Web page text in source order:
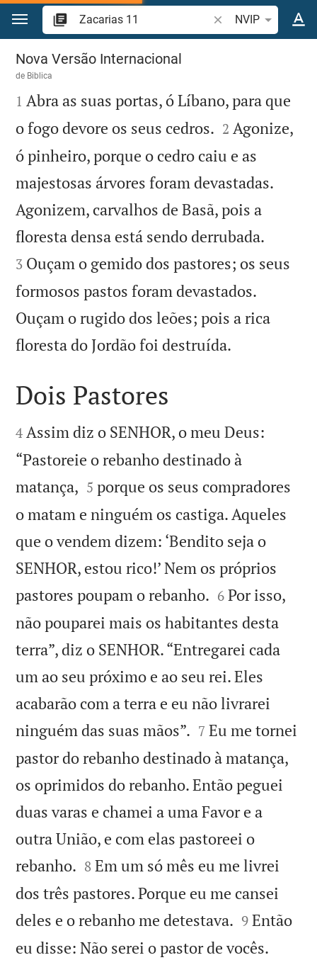
Ir para o conteúdo
Pesquise
NVIP
Zacarias 11
Nova Versão Internacional
de Biblica

1 Abra as suas portas, ó Líbano, para que
o fogo devore os seus cedros. 

2 Agonize,
ó pinheiro, porque o cedro caiu e as
majestosas árvores foram devastadas.
Agonizem, carvalhos de Basã, pois a
floresta densa está sendo derrubada.
3 Ouçam o gemido dos pastores; os seus
formosos pastos foram devastados.
Ouçam o rugido dos leões; pois a rica
floresta do Jordão foi destruída.

Dois Pastores

4 Assim diz o SENHOR, o meu Deus:
“Pastoreie o rebanho destinado à
matança, 

5 porque os seus compradores
o matam e ninguém os castiga. Aqueles
que o vendem dizem: ‘Bendito seja o
SENHOR, estou rico!’ Nem os próprios
pastores poupam o rebanho. 

6 Por isso,
não pouparei mais os habitantes desta
terra”, diz o SENHOR. “Entregarei cada
um ao seu próximo e ao seu rei. Eles
acabarão com a terra e eu não livrarei
ninguém das suas mãos”. 

7 Eu me tornei
pastor do rebanho destinado à matança,
os oprimidos do rebanho. Então peguei
duas varas e chamei a uma Favor e a
outra União, e com elas pastoreei o
rebanho. 

8 Em um só mês eu me livrei
dos três pastores. Porque eu me cansei
deles e o rebanho me detestava. 

9 Então
eu disse: Não serei o pastor de vocês.